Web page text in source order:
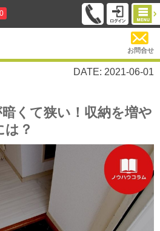
0
お問合せ
DATE: 2021-06-01
くて狭い！収納を増や
は？